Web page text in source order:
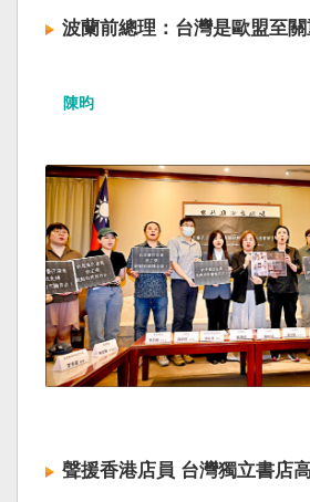
波蘭前總理：台灣是歐盟至
陳昀
聲援香港店員 台灣獨立書店